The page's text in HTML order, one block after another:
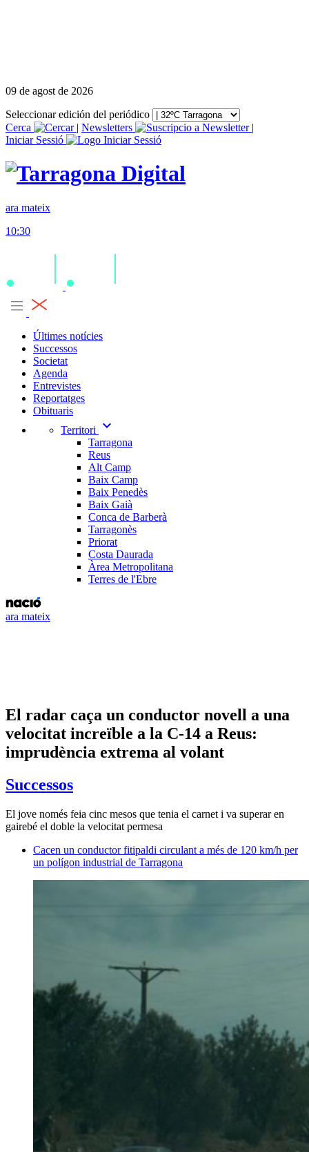
09 de agost de 2026
Seleccionar edición del periódico
Cerca
| Newsletters
|
Iniciar Sessió
ara mateix
10:30
Últimes notícies
Successos
Societat
Agenda
Entrevistes
Reportatges
Obituaris
Territori
expand_more
Tarragona
Reus
Alt Camp
Baix Camp
Baix Penedès
Baix Gaià
Conca de Barberà
Tarragonès
Priorat
Costa Daurada
Àrea Metropolitana
Terres de l'Ebre
ara mateix
El radar caça un conductor novell a una
velocitat increïble a la C-14 a Reus:
imprudència extrema al volant
Successos
El jove només feia cinc mesos que tenia el carnet i va superar en
gairebé el doble la velocitat permesa
Cacen un conductor fitipaldi circulant a més de 120 km/h per
un polígon industrial de Tarragona